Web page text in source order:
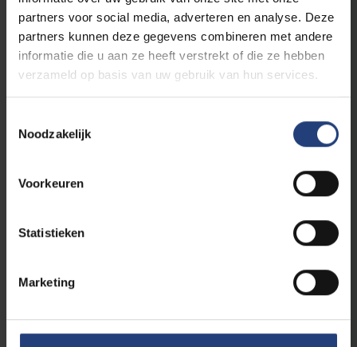
partners voor social media, adverteren en analyse. Deze
partners kunnen deze gegevens combineren met andere
informatie die u aan ze heeft verstrekt of die ze hebben
verzameld op basis van uw gebruik van hun services.
Noodzakelijk
Voorkeuren
Statistieken
Marketing
zeespiegel en zoetwatervoorraad
VUB onderzoek naar de lange termijn